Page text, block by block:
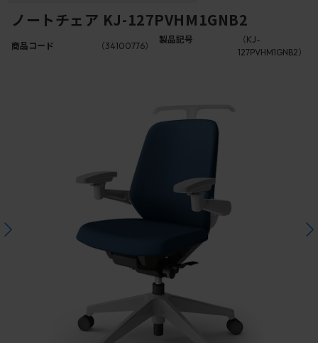
ノートチェア KJ-127PVHM1GNB2
商品コード （34100776）
製品記号
（KJ-
127PVHM1GNB2）